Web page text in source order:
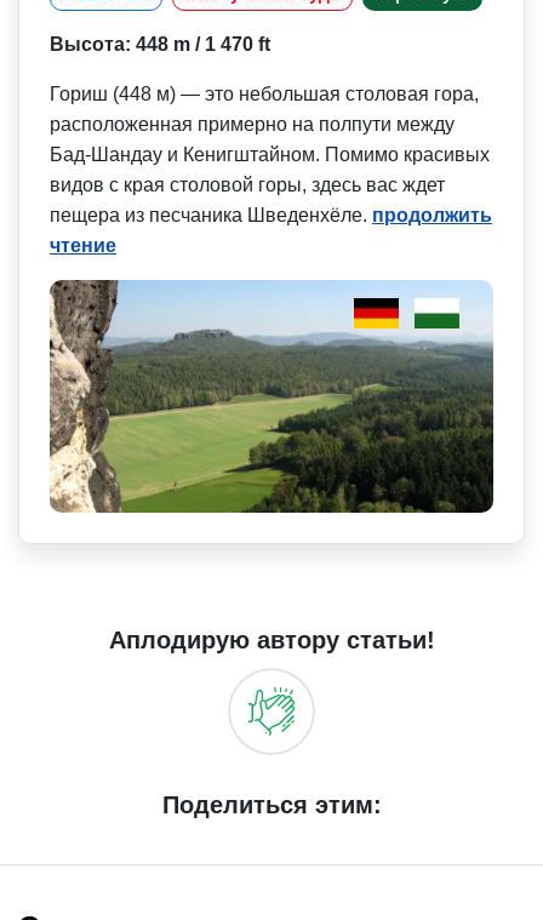
Высота: 448 m / 1 470 ft
Гориш (448 м) — это небольшая столовая гора,
расположенная примерно на полпути между
Бад-Шандау и Кенигштайном. Помимо красивых
видов с края столовой горы, здесь вас ждет
пещера из песчаника Шведенхёле. продолжить
чтение
Аплодирую автору статьи!
Поделиться этим: